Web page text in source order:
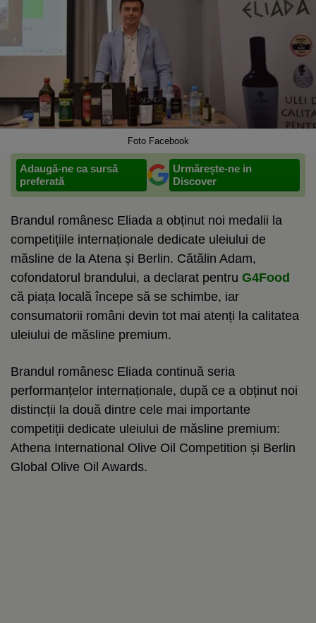
Foto Facebook
Adaugă-ne ca sursă
preferată
Urmărește-ne in
Discover
Brandul românesc Eliada a obținut noi medalii la
competițiile internaționale dedicate uleiului de
măsline de la Atena și Berlin. Cătălin Adam,
cofondatorul brandului, a declarat pentru G4Food
că piața locală începe să se schimbe, iar
consumatorii români devin tot mai atenți la calitatea
uleiului de măsline premium.
Brandul românesc Eliada continuă seria
performanțelor internaționale, după ce a obținut noi
distincții la două dintre cele mai importante
competiții dedicate uleiului de măsline premium:
Athena International Olive Oil Competition și Berlin
Global Olive Oil Awards.